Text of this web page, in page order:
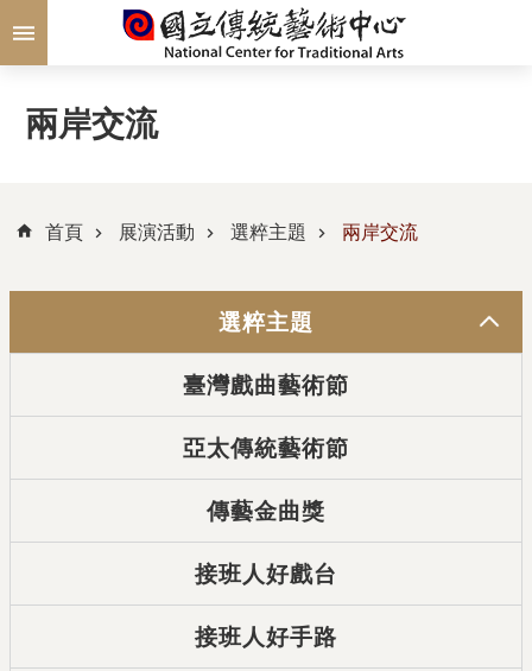
跳到主要內容區塊
兩岸交流
首頁 展演活動 選粹主題 兩岸交流
選粹主題
臺灣戲曲藝術節
亞太傳統藝術節
傳藝金曲獎
接班人好戲台
接班人好手路